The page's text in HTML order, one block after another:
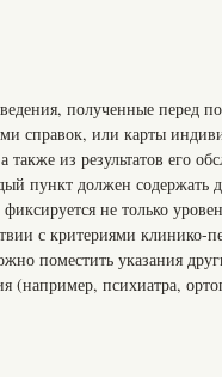
полученные перед
справок, или карты
из результатов его
пункт должен содержать
не только
с критериями клинико-
поместить указания
(например, психиатра,